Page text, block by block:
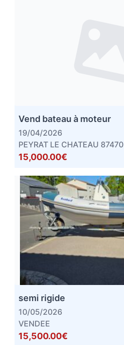
Vend bateau à moteur
19/04/2026
PEYRAT LE CHATEAU 87470
15,000.00€
semi rigide
10/05/2026
VENDEE
15,500.00€